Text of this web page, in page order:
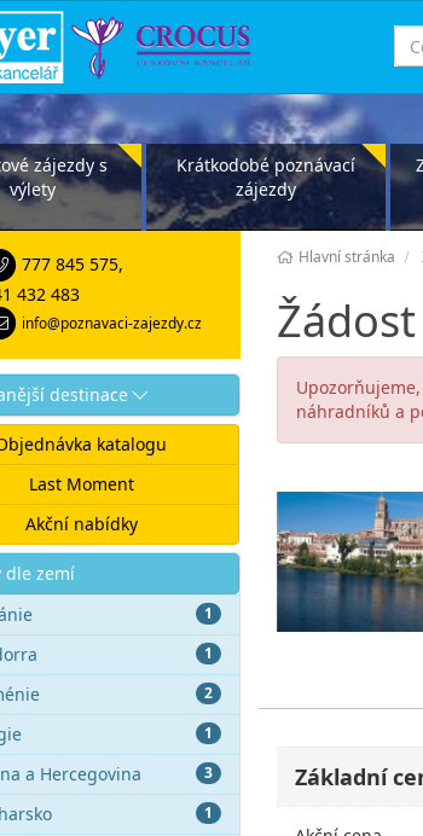
co
zájezdy s
výlety
Krátkodobé poznávací
zájezdy
Hlavní stránka
777 845 575,
432 483
info@poznavaci-zajezdy.cz
destinace
katalogu
Last Moment
Akční nabídky
dle zemí
1
1
2
1
3
a Hercegovina
1
náhradníků a
Základní